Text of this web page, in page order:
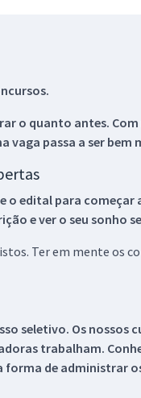
o quanto antes.
vaga passa a ser bem
o edital para
e ver o seu sonho
Ter em mente os
seletivo. Os
trabalham.
de administrar